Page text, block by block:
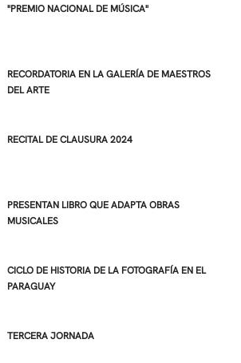
"PREMIO NACIONAL DE MÚSICA"
RECORDATORIA EN LA GALERÍA DE MAESTROS
DEL ARTE
RECITAL DE CLAUSURA 2024
PRESENTAN LIBRO QUE ADAPTA OBRAS
MUSICALES
CICLO DE HISTORIA DE LA FOTOGRAFÍA EN EL
PARAGUAY
TERCERA JORNADA